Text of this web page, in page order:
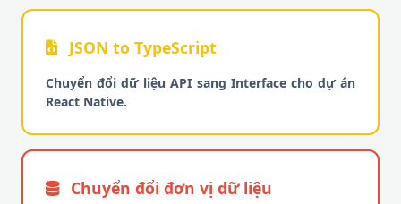
JSON to TypeScript
Chuyển đổi dữ liệu API sang Interface cho dự án
React Native.
Chuyển đổi đơn vị dữ liệu